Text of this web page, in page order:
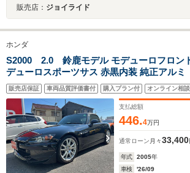
販売店： ジョイライド
ホンダ
S2000 2.0 鈴鹿モデル モデューロフロン
デューロスポーツサス 赤黒内装 純正アルミ
販売店保証 車両品質評価書付 購入プラン付 オンライン相
支払総額
446.4万円
通常ローン 月々33,400
年式 2005年
車検
'26/09